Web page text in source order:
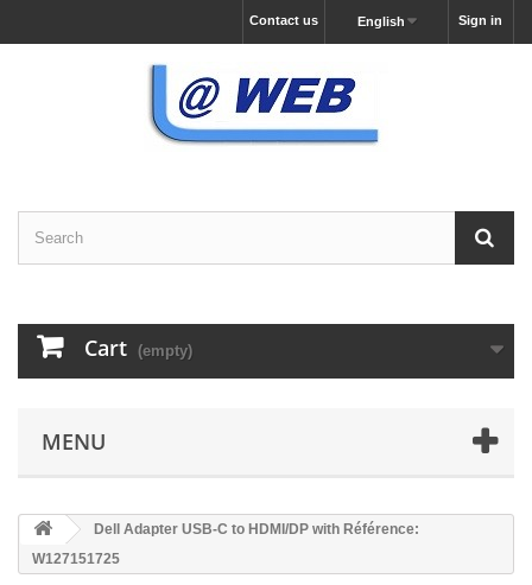
Sign in
English
Contact us
Cart (empty)
MENU
Dell Adapter USB-C to HDMI/DP with Référence:
W127151725